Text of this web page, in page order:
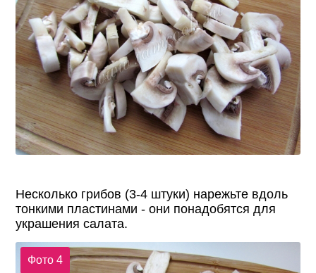
Несколько грибов (3-4 штуки) нарежьте вдоль
тонкими пластинами - они понадобятся для
украшения салата.
Фото 4